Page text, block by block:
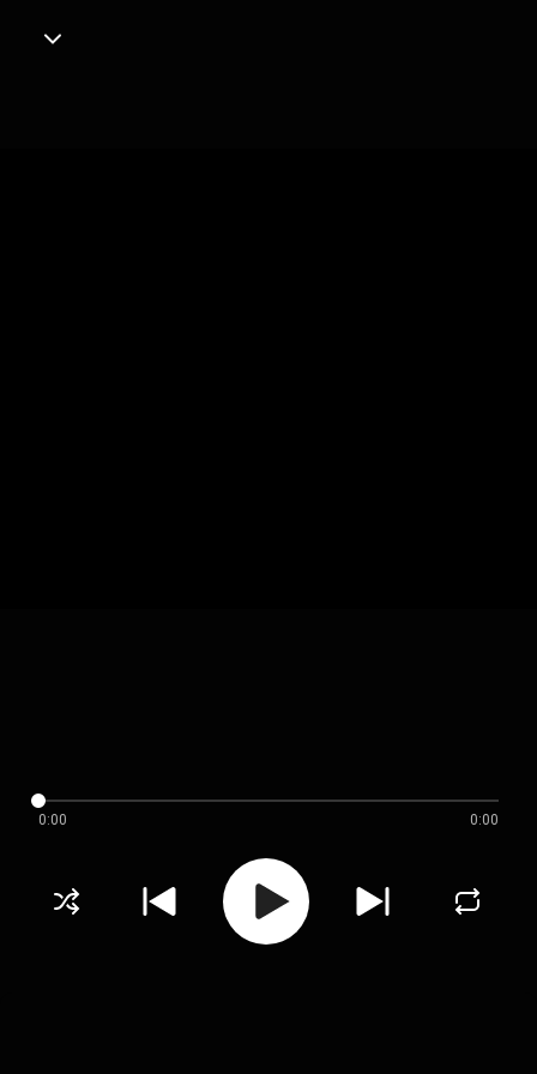
0:00 0:00